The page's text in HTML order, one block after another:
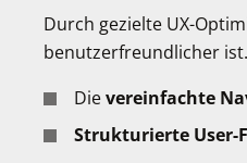
Durch gezielte UX-
benutzerfreundlicher ist.
Dievereinfachte
Strukturierte User-